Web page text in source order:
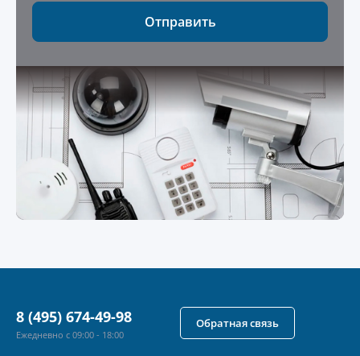
Отправить
8 (495) 674-49-98
Ежедневно с 09:00 - 18:00
Обратная связь